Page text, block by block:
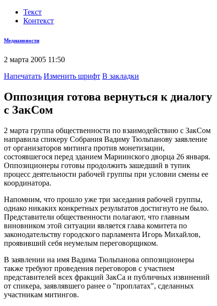
Текст
Контекст
Медиановости
2 марта 2005 11:50
Напечатать Изменить шрифт В закладки
Оппозиция готова вернуться к диалогу
с ЗакСом
2 марта группа общественности по взаимодействию с ЗакСом
направила спикеру Собрания Вадиму Тюльпанову заявление
от организаторов митинга против монетизации,
состоявшегося перед зданием Мариинского дворца 26 января.
Оппозиционеры готовы продолжить зашедший в тупик
процесс деятельности рабочей группы при условии смены ее
координатора.
Напомним, что прошло уже три заседания рабочей группы,
однако никаких конкретных результатов достигнуто не было.
Представители общественности полагают, что главным
виновником этой ситуации является глава комитета по
законодательству городского парламента Игорь Михайлов,
проявивший себя неумелым переговорщиком.
В заявлении на имя Вадима Тюльпанова оппозиционеры
также требуют проведения переговоров с участием
представителей всех фракций ЗакСа и публичных извинений
от спикера, заявлявшего ранее о "проплатах", сделанных
участникам митингов.